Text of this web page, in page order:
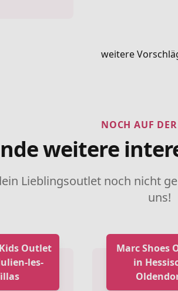
weitere
NOCH AUF
weitere
Lieblingsoutlet noch nicht
uns!
Outlet
les-
Marc Shoes
in